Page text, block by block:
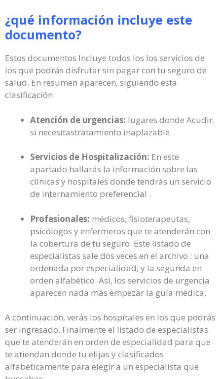
¿qué información incluye este
documento?
Estos documentos Incluye todos los los servicios de
los que podrás disfrutar sin pagar con tu seguro de
salud. En resumen aparecen, siguiendo esta
clasificación:
Atención de urgencias: lugares donde Acudir.
si necesitastratamiento inaplazable.
Servicios de Hospitalización: En este
apartado hallarás la información sobre las
clínicas y hospitales donde tendrás un servicio
de internamiento preferencial .
Profesionales: médicos, fisioterapeutas,
psicólogos y enfermeros que te atenderán con
la cobertura de tu seguro. Este listado de
especialistas sale dos veces en el archivo : una
ordenada por especialidad, y la segunda en
orden alfabético. Así, los servicios de urgencia
aparecen nada más empezar la guía médica.
A continuación, verás los hospitales en los que podrás
ser ingresado. Finalmente el listado de especialistas
que te atenderán en orden de especialidad para que
te atiendan donde tu elijas y clasificados
alfabéticamente para elegir a un especialista que